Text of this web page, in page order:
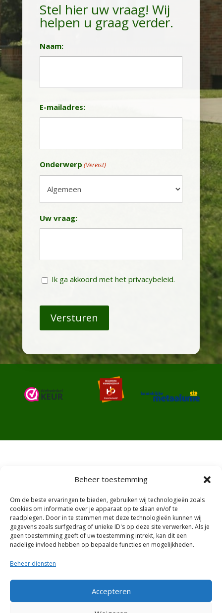
Beheer toestemming
Om de beste ervaringen te bieden, gebruiken wij technologieën zoals
cookies om informatie over je apparaat op te slaan en/of te
raadplegen. Door in te stemmen met deze technologieën kunnen wij
gegevens zoals surfgedrag of unieke ID's op deze site verwerken. Als je
geen toestemming geeft of uw toestemming intrekt, kan dit een
nadelige invloed hebben op bepaalde functies en mogelijkheden.
Beheer diensten
Accepteren
Stel hier uw vraag! Wij
helpen u graag verder.
Naam:
E-mailadres:
Onderwerp (Vereist)
Uw vraag:
Instemming
Ik ga akkoord met het privacybeleid.
Algemene voorwaarden
Ruilen en retourneren
Privacy and Policy